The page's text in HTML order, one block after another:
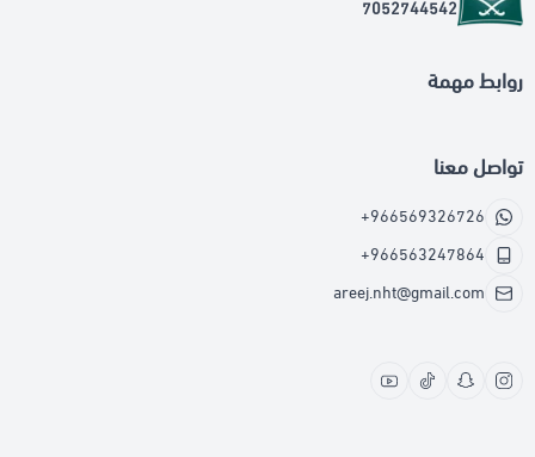
7052744542
روابط مهمة
تواصل معنا
+966569326726
+966563247864
areej.nht@gmail.com